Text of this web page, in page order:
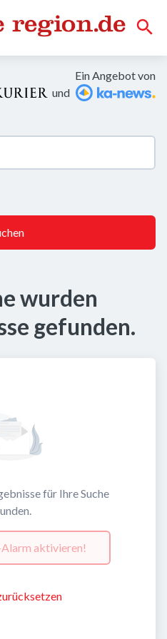
Ein Angebot von
und
wurden
gefunden.
für Ihre Suche
aktivieren!